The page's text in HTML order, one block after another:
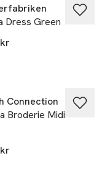
Dress Green
Connection
Broderie Midi